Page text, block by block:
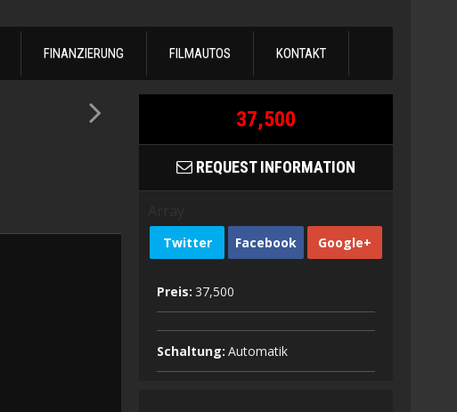
FINANZIERUNG FILMAUTOS KONTAKT
37,500
REQUEST INFORMATION
Twitter Facebook Google+
Preis: 37,500
Schaltung: Automatik